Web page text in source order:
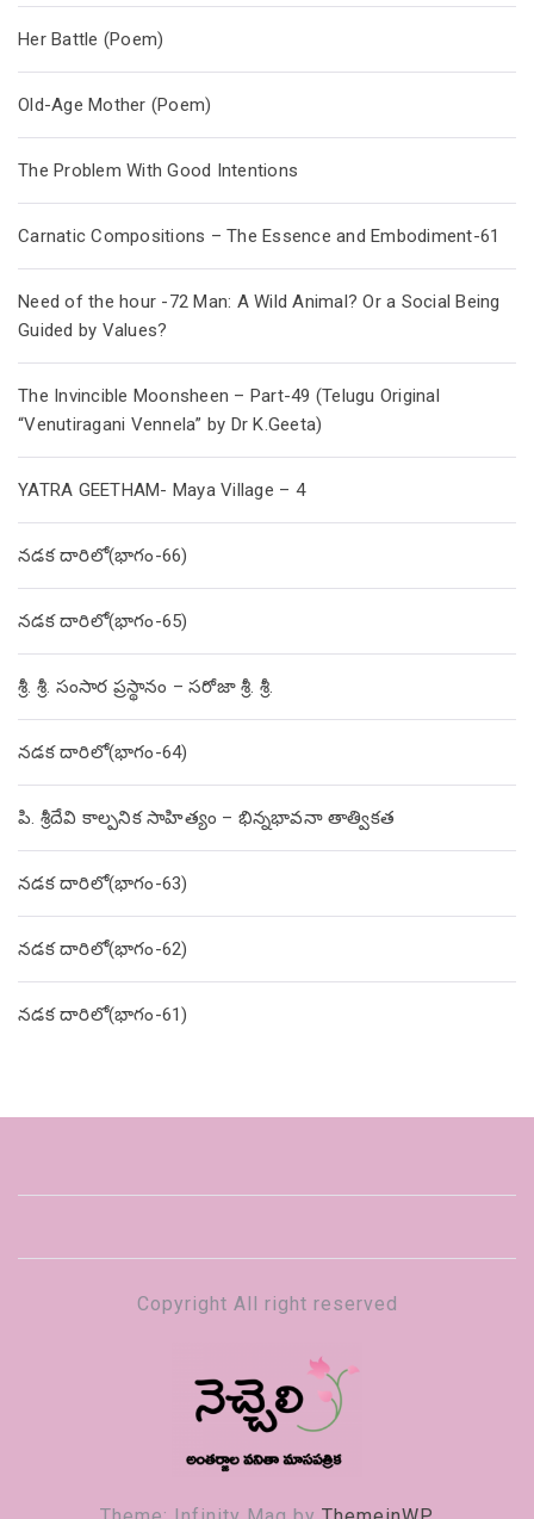
Her Battle (Poem)
Old-Age Mother (Poem)
The Problem With Good Intentions
Carnatic Compositions – The Essence and Embodiment-61
Need of the hour -72 Man: A Wild Animal? Or a Social Being
Guided by Values?
The Invincible Moonsheen – Part-49 (Telugu Original
“Venutiragani Vennela” by Dr K.Geeta)
YATRA GEETHAM- Maya Village – 4
నడక దారిలో(భాగం-66)
నడక దారిలో(భాగం-65)
శ్రీ. శ్రీ. సంసార ప్రస్థానం – సరోజా శ్రీ. శ్రీ.
నడక దారిలో(భాగం-64)
పి. శ్రీదేవి కాల్పనిక సాహిత్యం – భిన్నభావనా తాత్వికత
నడక దారిలో(భాగం-63)
నడక దారిలో(భాగం-62)
నడక దారిలో(భాగం-61)
Copyright All right reserved